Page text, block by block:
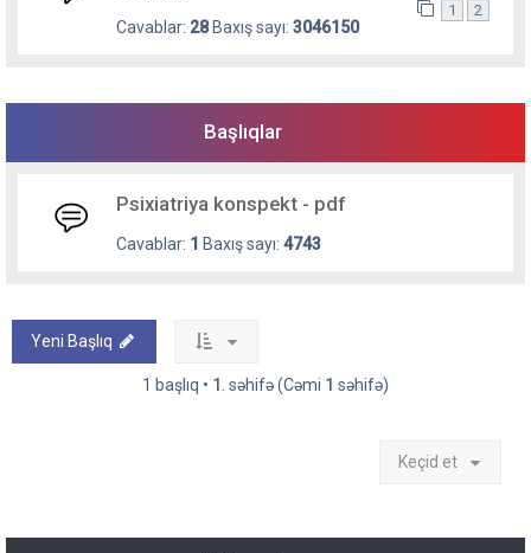
Cavablar: 28Baxış sayı: 3046150
1 2
Başlıqlar
Psixiatriya konspekt - pdf
Cavablar: 1 Baxış sayı: 4743
Yeni Başlıq
1 başlıq • 1 . səhifə (Cəmi 1 səhifə)
Keçid et